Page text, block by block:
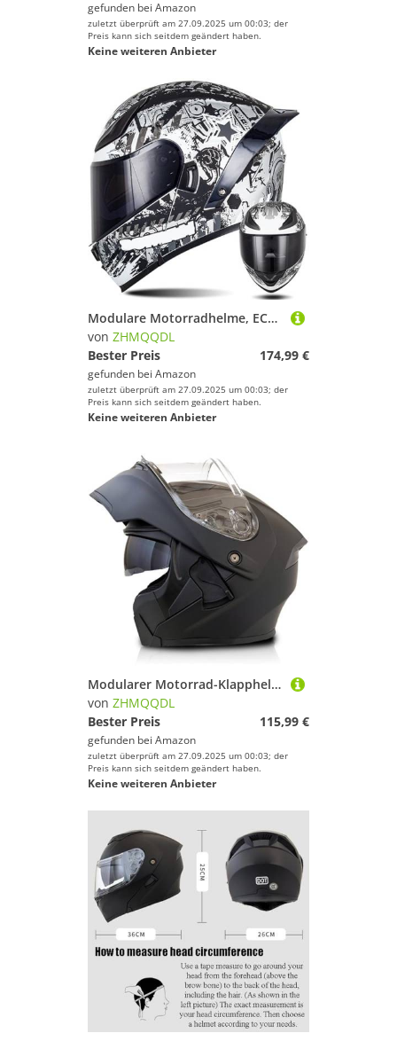
gefunden bei Amazon
zuletzt überprüft am 27.09.2025 um 00:03; der
Preis kann sich seitdem geändert haben.
Keine weiteren Anbieter
Modulare Motorradhelme, ECE-Geprüfter Klapphelm Integrierter Modularer Helm Mit Doppelter Sonnenblende und Herausnehmbarem Futter Großer Heckhelm Für Männer und Frauen G,L59~60CM
von ZHMQQDL
Bester Preis
174,99 €
gefunden bei Amazon
zuletzt überprüft am 27.09.2025 um 00:03; der
Preis kann sich seitdem geändert haben.
Keine weiteren Anbieter
Modularer Motorrad-Klapphelm Motorrad-Rollerhelm Mopedhelm Doppelvisier Antibeschlag ECE-Geprüft Doppelglas-Integralhelm für Erwachsene, Männer Frauen B,L 56~57CM
von ZHMQQDL
Bester Preis
115,99 €
gefunden bei Amazon
zuletzt überprüft am 27.09.2025 um 00:03; der
Preis kann sich seitdem geändert haben.
Keine weiteren Anbieter